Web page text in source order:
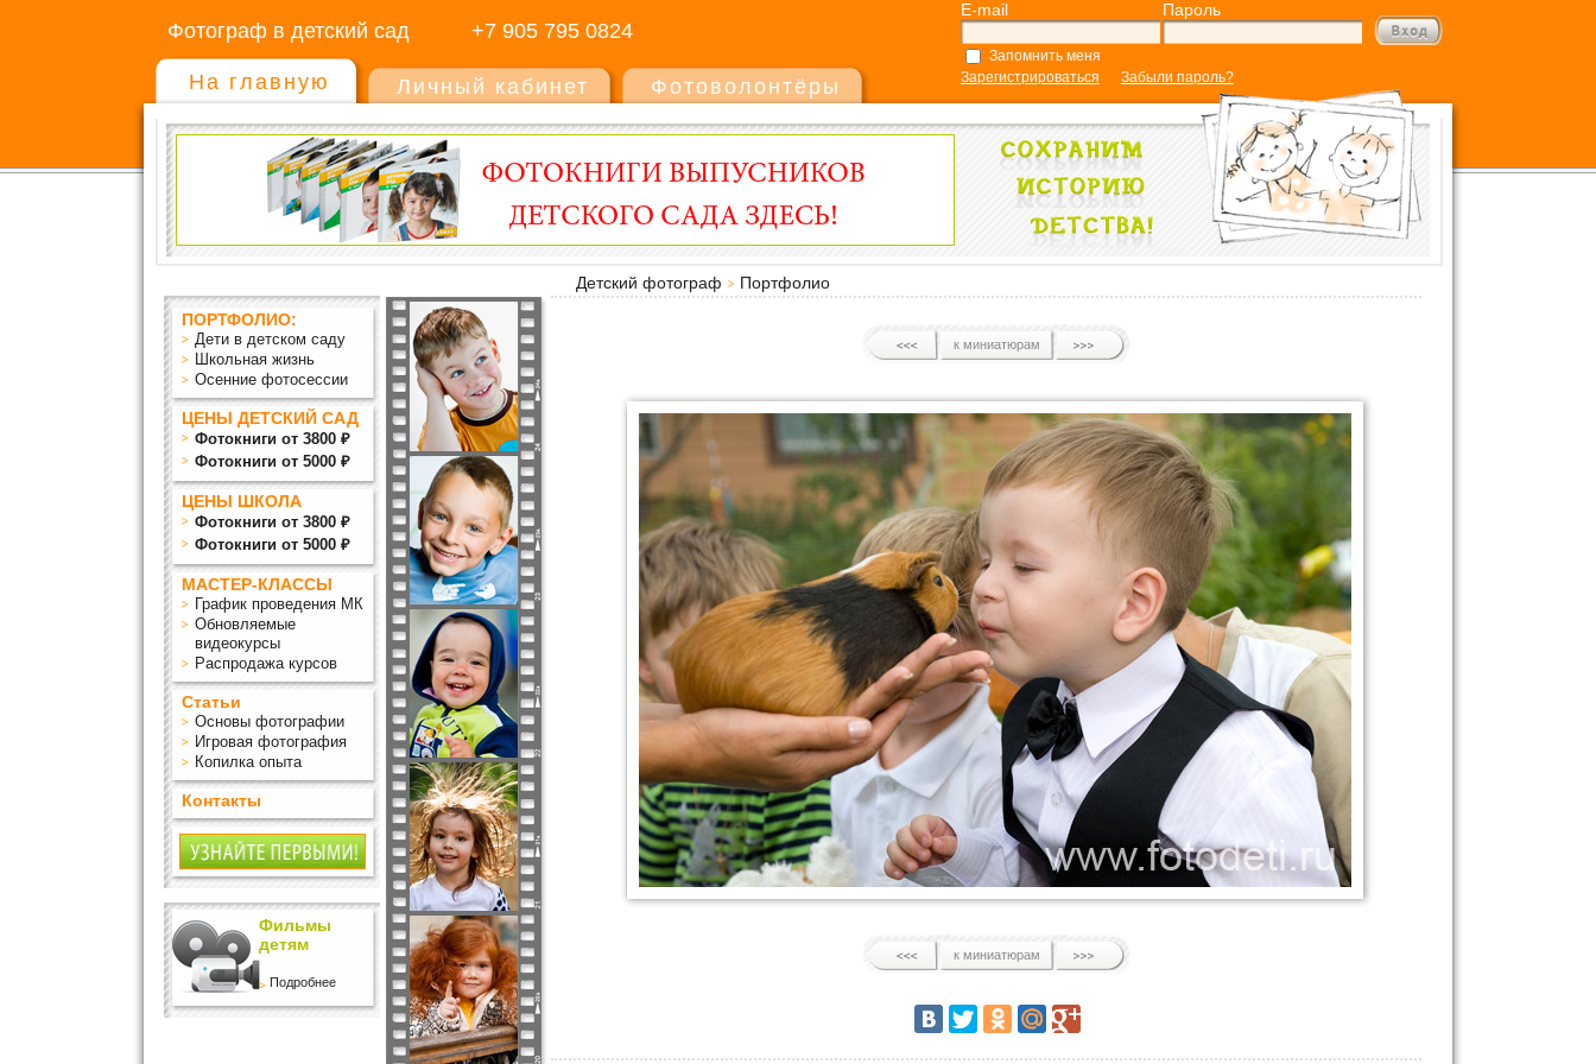
Фотограф в детский сад +7 905 795 0824
E-mail Пароль
Запомнить меня
Зарегистрироваться
Забыли пароль?
На главную Личный кабинет Фотоволонтёры
Детский фотограф
Портфолио
ПОРТФОЛИО:
Дети в детском саду
Школьная жизнь
Осенние фотосессии
ЦЕНЫ ДЕТСКИЙ САД
Фотокниги от 3800 ₽
Фотокниги от 5000 ₽
ЦЕНЫ ШКОЛА
Фотокниги от 3800 ₽
Фотокниги от 5000 ₽
МАСТЕР-КЛАССЫ
График проведения МК
Обновляемые
видеокурсы
Распродажа курсов
Статьи
Основы фотографии
Игровая фотография
Копилка опыта
Контакты
Фильмы
детям
Подробнее
к миниатюрам
к миниатюрам